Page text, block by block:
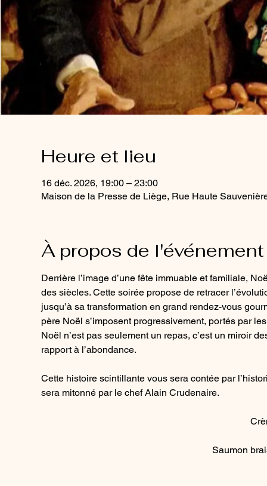
Heure et lieu
16 déc. 2026, 19:00 – 23:00
Maison de la Presse de Liège, Rue Haute
À propos de l'événement
Derrière l’image d’une fête immuable et familiale,
des siècles. Cette soirée propose de retracer
jusqu’à sa transformation en grand rendez-vous
père Noël s’imposent progressivement, portés par
Noël n’est pas seulement un repas, c’est un miroir
rapport à l’abondance.
Cette histoire scintillante vous sera contée par
sera mitonné par le chef Alain Crudenaire.
Saumon